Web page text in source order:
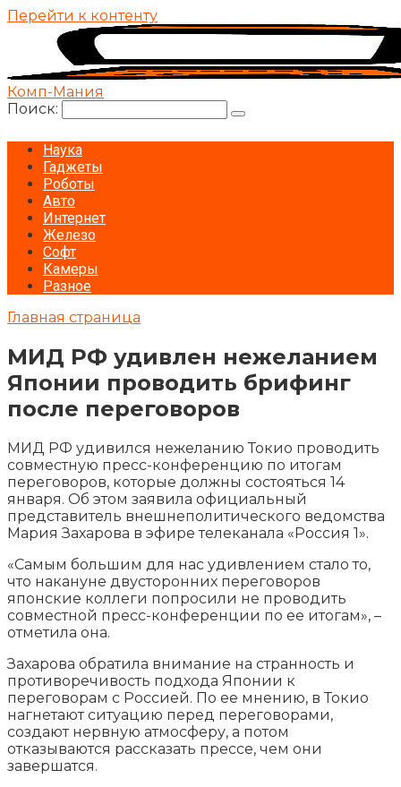
Перейти к контенту
Комп-Мания
Поиск:
Наука
Гаджеты
Роботы
Авто
Интернет
Железо
Софт
Камеры
Разное
Главная страница
МИД РФ удивлен нежеланием
Японии проводить брифинг
после переговоров
МИД РФ удивился нежеланию Токио проводить
совместную пресс-конференцию по итогам
переговоров, которые должны состояться 14
января. Об этом заявила официальный
представитель внешнеполитического ведомства
Мария Захарова в эфире телеканала «Россия 1».
«Самым большим для нас удивлением стало то,
что накануне двусторонних переговоров
японские коллеги попросили не проводить
совместной пресс-конференции по ее итогам», –
отметила она.
Захарова обратила внимание на странность и
противоречивость подхода Японии к
переговорам с Россией. По ее мнению, в Токио
нагнетают ситуацию перед переговорами,
создают нервную атмосферу, а потом
отказываются рассказать прессе, чем они
завершатся.